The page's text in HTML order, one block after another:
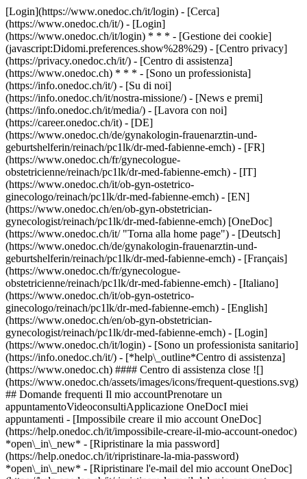
[Login](https://www.onedoc.ch/it/login) - [Cerca]
(https://www.onedoc.ch/it/) - [Login]
(https://www.onedoc.ch/it/login) * * * - [Gestione dei cookie]
(javascript:Didomi.preferences.show%28%29) - [Centro privacy]
(https://privacy.onedoc.ch/it/) - [Centro di assistenza]
(https://www.onedoc.ch) * * * - [Sono un professionista]
(https://info.onedoc.ch/it/) - [Su di noi]
(https://info.onedoc.ch/it/nostra-missione/) - [News e premi]
(https://info.onedoc.ch/it/media/) - [Lavora con noi]
(https://career.onedoc.ch/it) - [DE]
(https://www.onedoc.ch/de/gynakologin-frauenarztin-und-
geburtshelferin/reinach/pc1lk/dr-med-fabienne-emch) - [FR]
(https://www.onedoc.ch/fr/gynecologue-
obstetricienne/reinach/pc1lk/dr-med-fabienne-emch) - [IT]
(https://www.onedoc.ch/it/ob-gyn-ostetrico-
ginecologo/reinach/pc1lk/dr-med-fabienne-emch) - [EN]
(https://www.onedoc.ch/en/ob-gyn-obstetrician-
gynecologist/reinach/pc1lk/dr-med-fabienne-emch) [OneDoc]
(https://www.onedoc.ch/it/ "Torna alla home page") - [Deutsch]
(https://www.onedoc.ch/de/gynakologin-frauenarztin-und-
geburtshelferin/reinach/pc1lk/dr-med-fabienne-emch) - [Français]
(https://www.onedoc.ch/fr/gynecologue-
obstetricienne/reinach/pc1lk/dr-med-fabienne-emch) - [Italiano]
(https://www.onedoc.ch/it/ob-gyn-ostetrico-
ginecologo/reinach/pc1lk/dr-med-fabienne-emch) - [English]
(https://www.onedoc.ch/en/ob-gyn-obstetrician-
gynecologist/reinach/pc1lk/dr-med-fabienne-emch) - [Login]
(https://www.onedoc.ch/it/login) - [Sono un professionista sanitario]
(https://info.onedoc.ch/it/) - [*help\_outline*Centro di assistenza]
(https://www.onedoc.ch) #### Centro di assistenza close ![]
(https://www.onedoc.ch/assets/images/icons/frequent-questions.svg)
## Domande frequenti Il mio accountPrenotare un
appuntamentoVideoconsultiApplicazione OneDocI miei
appuntamenti - [Impossibile creare il mio account OneDoc]
(https://help.onedoc.ch/it/impossibile-creare-il-mio-account-onedoc)
*open\_in\_new* - [Ripristinare la mia password]
(https://help.onedoc.ch/it/ripristinare-la-mia-password)
*open\_in\_new* - [Ripristinare l'e-mail del mio account OneDoc]